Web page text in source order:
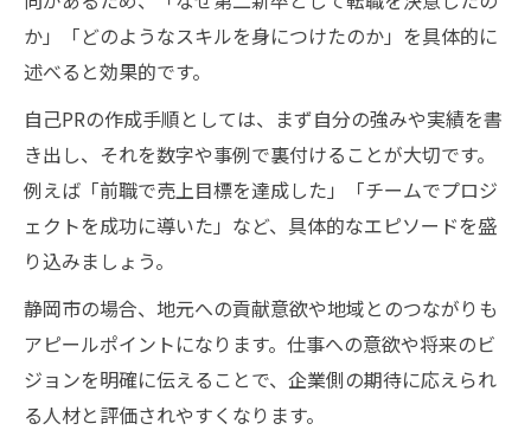
か」「どのようなスキルを身につけたのか」を具体的に
述べると効果的です。
自己PRの作成手順としては、まず自分の強みや実績を書
き出し、それを数字や事例で裏付けることが大切です。
例えば「前職で売上目標を達成した」「チームでプロジ
ェクトを成功に導いた」など、具体的なエピソードを盛
り込みましょう。
静岡市の場合、地元への貢献意欲や地域とのつながりも
アピールポイントになります。仕事への意欲や将来のビ
ジョンを明確に伝えることで、企業側の期待に応えられ
る人材と評価されやすくなります。